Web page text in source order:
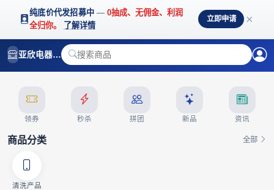
纯底价代发招募中 —0抽成、无佣金、利润
全归你。
了解详情
立即申请 ×
亚欣电器官方商城
品质甄选 · 精选好物
领券 秒杀 拼团 新品 资讯
商品分类 全部
清洗产品